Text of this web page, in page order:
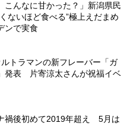
こんなに甘かった？」新潟県民
ないほど食べる”極上えだまめ
ンで実食
トラマンの新フレーバー「ガ
発表 片寄涼太さんが祝福イベ
禍後初めて2019年超え 5月は